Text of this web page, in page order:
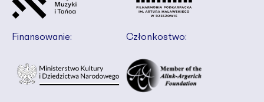
Finansowanie: Członkostwo: